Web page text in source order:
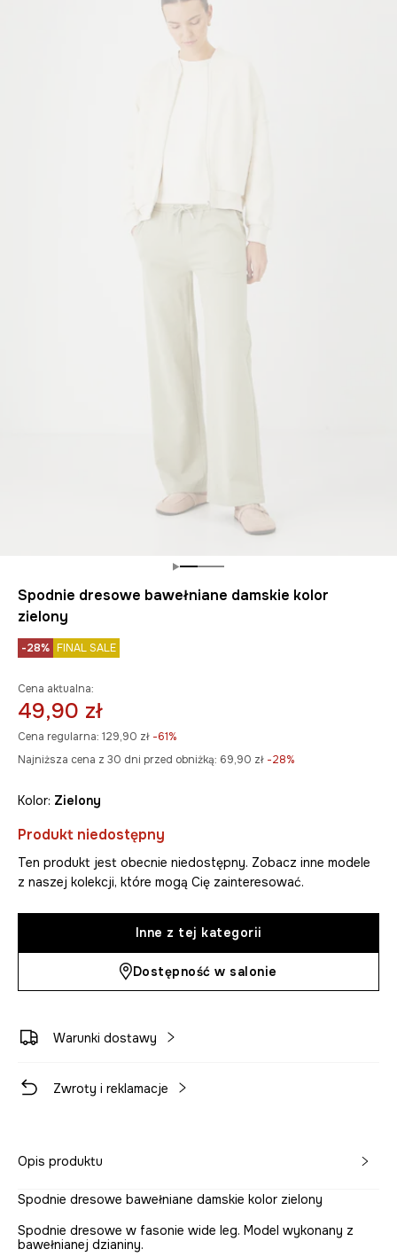
Spodnie dresowe bawełniane damskie kolor
zielony
-28% FINAL SALE
Cena aktualna:
49,90 zł
Cena regularna: 129,90 zł -61%
Najniższa cena z 30 dni przed obniżką: 69,90 zł -28%
Kolor: zielony
Produkt niedostępny
Ten produkt jest obecnie niedostępny. Zobacz inne modele
z naszej kolekcji, które mogą Cię zainteresować.
Inne z tej kategorii
Dostępność w salonie
Warunki dostawy
Zwroty i reklamacje
Opis produktu
Spodnie dresowe bawełniane damskie kolor zielony
Spodnie dresowe w fasonie wide leg. Model wykonany z
bawełnianej dzianiny.